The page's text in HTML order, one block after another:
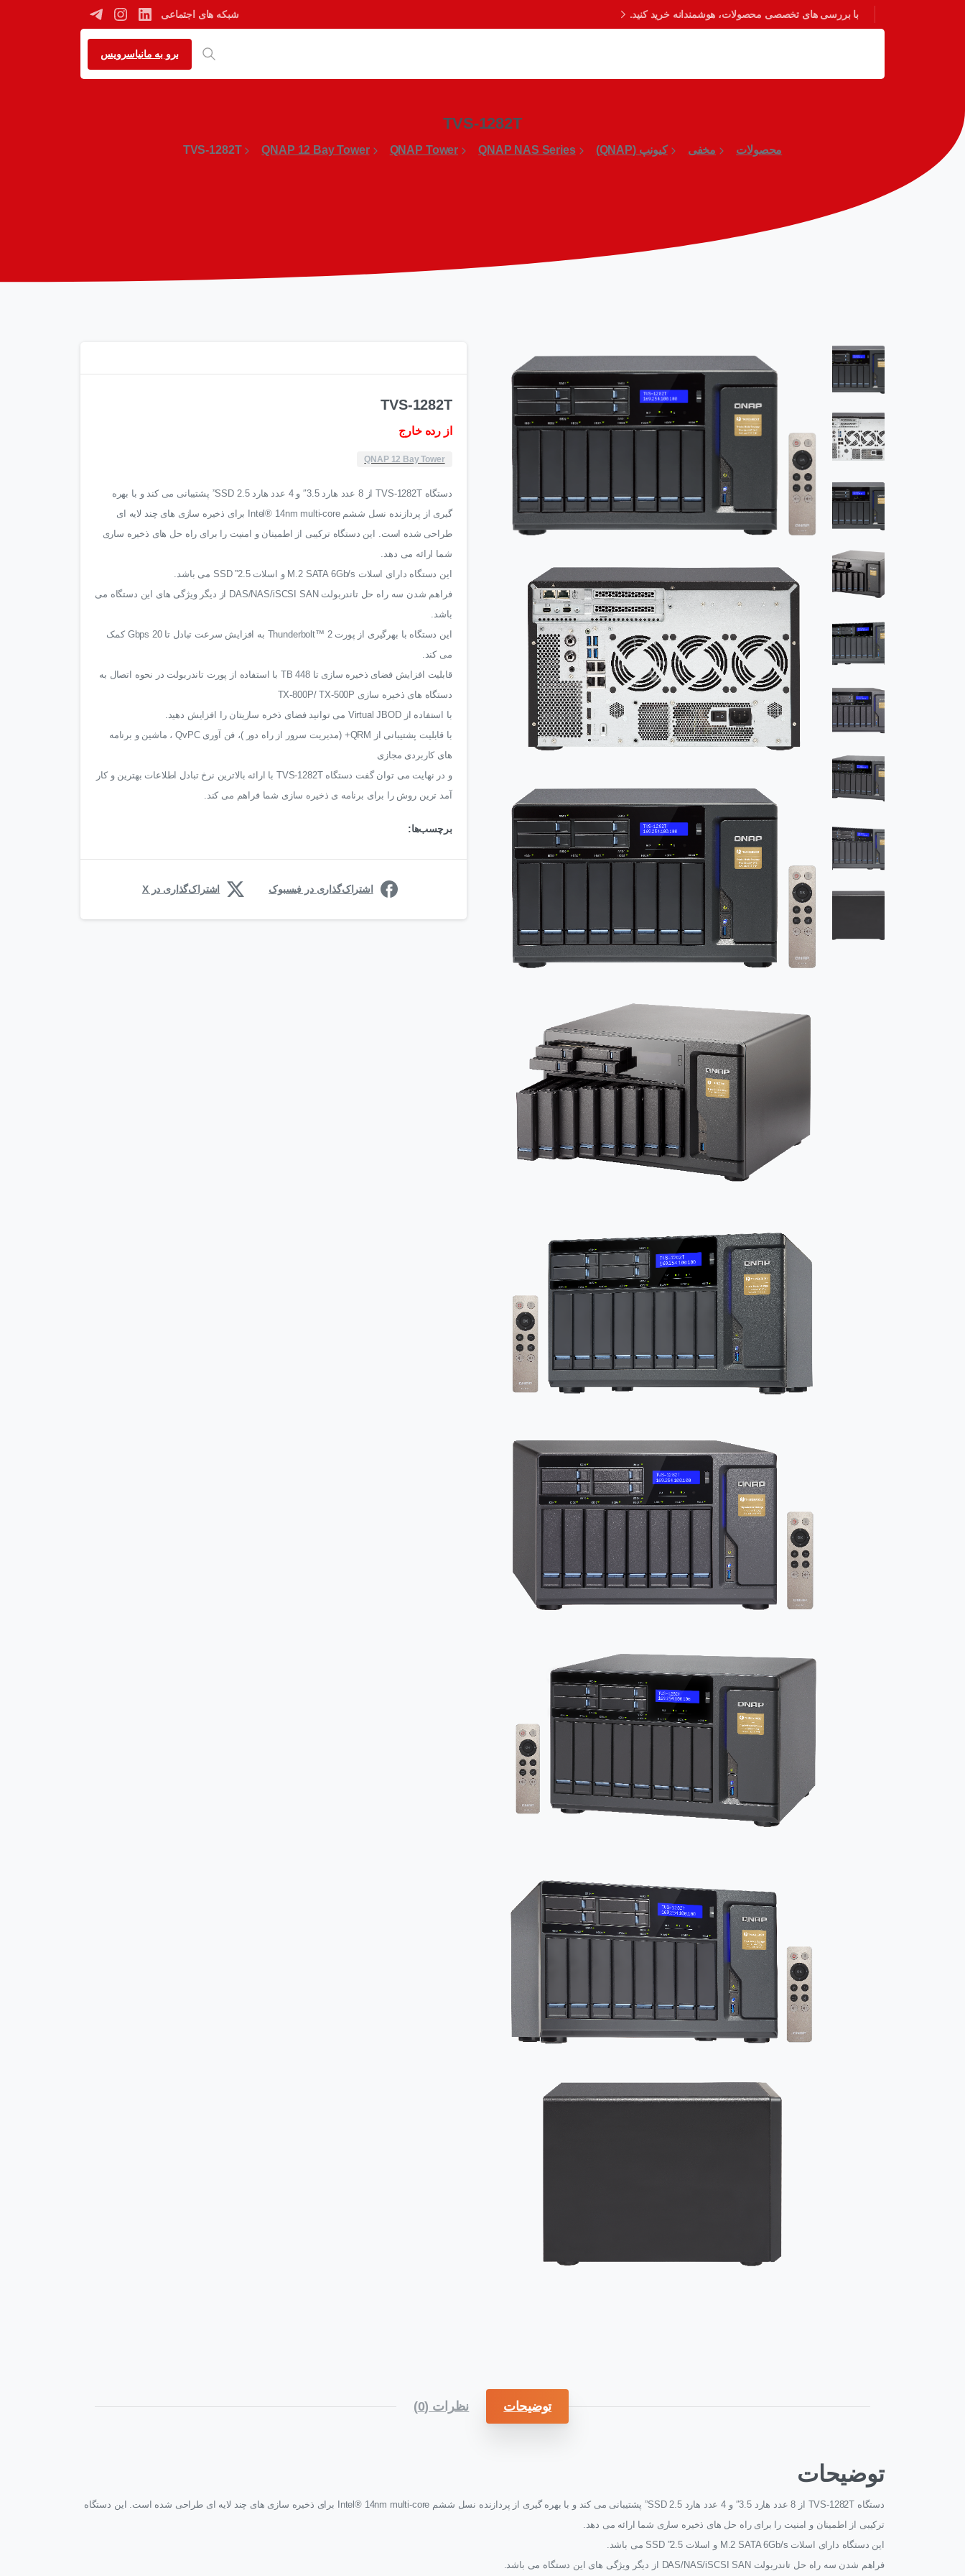
با بررسی های تخصصی محصولات، هوشمندانه خرید کنید. شبکه های اجتماعی
برو به مانیاسرویس
TVS-1282T
محصولات مخفی کیونپ (QNAP) QNAP NAS Series
QNAP Tower
QNAP 12 Bay Tower
TVS-1282T
TVS-1282T
از رده خارج
QNAP 12 Bay Tower
دستگاه TVS-1282T از 8 عدد هارد 3.5″ و 4 عدد هارد SSD 2.5” پشتیبانی می کند و با بهره
گیری از پردازنده نسل ششم Intel® 14nm multi-core برای ذخیره سازی های چند لایه ای
طراحی شده است. این دستگاه ترکیبی از اطمینان و امنیت را برای راه حل های ذخیره ساری
شما ارائه می دهد.
این دستگاه دارای اسلات M.2 SATA 6Gb/s و اسلات 2.5” SSD می باشد.
فراهم شدن سه راه حل تاندربولت DAS/NAS/iSCSI SAN از دیگر ویژگی های این دستگاه می
باشد.
این دستگاه با بهرگیری از پورت Thunderbolt™ 2 به افزایش سرعت تبادل تا 20 Gbps کمک
می کند.
قابلیت افزایش فضای ذخیره سازی تا 448 TB با استفاده از پورت تاندربولت در نحوه اتصال به
دستگاه های ذخیره سازی TX-800P/ TX-500P
با استفاده از Virtual JBOD می توانید فضای ذخره سازیتان را افزایش دهید.
با قابلیت پشتیبانی از QRM+ (مدیریت سرور از راه دور )، فن آوری QvPC ، ماشین و برنامه
های کاربردی مجازی
و در نهایت می توان گفت دستگاه TVS-1282T با ارائه بالاترین نرخ تبادل اطلاعات بهترین و کار
آمد ترین روش را برای برنامه ی ذخیره سازی شما فراهم می کند.
برچسب‌ها:
اشتراک‌گذاری در فیسبوک اشتراک‌گذاری در X
توضیحات نظرات (0)
توضیحات
دستگاه TVS-1282T از 8 عدد هارد 3.5″ و 4 عدد هارد SSD 2.5” پشتیبانی می کند و با بهره گیری از پردازنده نسل ششم Intel® 14nm multi-core برای ذخیره سازی های چند لایه ای طراحی شده است. این دستگاه
ترکیبی از اطمینان و امنیت را برای راه حل های ذخیره ساری شما ارائه می دهد.
این دستگاه دارای اسلات M.2 SATA 6Gb/s و اسلات 2.5” SSD می باشد.
فراهم شدن سه راه حل تاندربولت DAS/NAS/iSCSI SAN از دیگر ویژگی های این دستگاه می باشد.